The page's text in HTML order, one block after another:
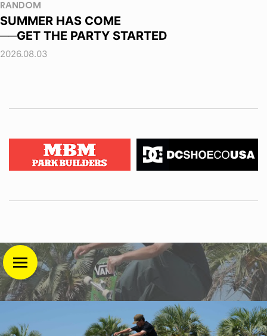
RANDOM
SUMMER HAS COME
──GET THE PARTY STARTED
2026.08.03